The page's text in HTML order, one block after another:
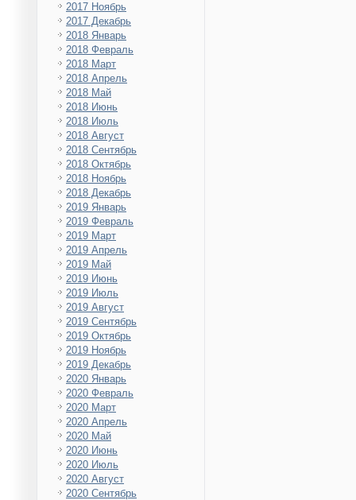
2017 Ноябрь
2017 Декабрь
2018 Январь
2018 Февраль
2018 Март
2018 Апрель
2018 Май
2018 Июнь
2018 Июль
2018 Август
2018 Сентябрь
2018 Октябрь
2018 Ноябрь
2018 Декабрь
2019 Январь
2019 Февраль
2019 Март
2019 Апрель
2019 Май
2019 Июнь
2019 Июль
2019 Август
2019 Сентябрь
2019 Октябрь
2019 Ноябрь
2019 Декабрь
2020 Январь
2020 Февраль
2020 Март
2020 Апрель
2020 Май
2020 Июнь
2020 Июль
2020 Август
2020 Сентябрь